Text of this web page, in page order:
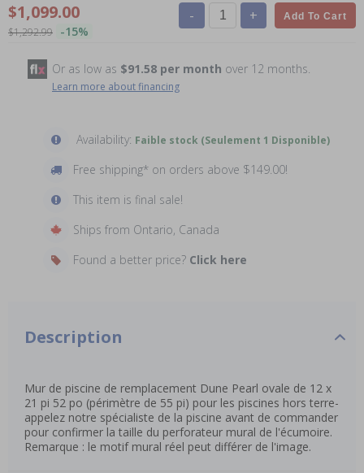
$1,099.00
$1,292.99 -15%
- + Add To Cart
Or as low as $91.58 per month over 12 months.
Learn more about financing
Availability: Faible stock (Seulement 1 Disponible)
Free shipping* on orders above $149.00!
This item is final sale!
Ships from Ontario, Canada
Found a better price? Click here
Description
Mur de piscine de remplacement Dune Pearl ovale de 12 x
21 pi 52 po (périmètre de 55 pi) pour les piscines hors terre-
appelez notre spécialiste de la piscine avant de commander
pour confirmer la taille du perforateur mural de l'écumoire.
Remarque : le motif mural réel peut différer de l'image.